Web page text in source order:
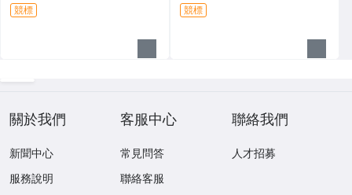
競標 競標
關於我們
新聞中心
服務說明
客服中心
常見問答
聯絡客服
聯絡我們
人才招募